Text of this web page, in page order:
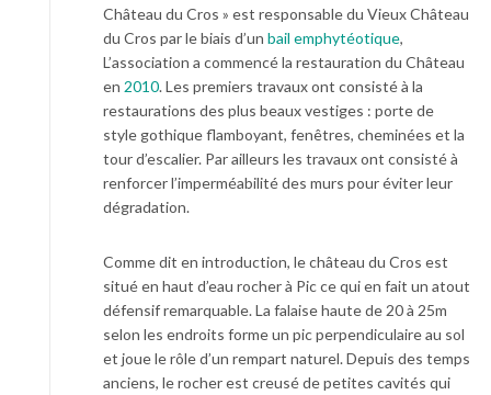
Château du Cros » est responsable du Vieux Château
du Cros par le biais d’un bail emphytéotique,
L’association a commencé la restauration du Château
en 2010. Les premiers travaux ont consisté à la
restaurations des plus beaux vestiges : porte de
style gothique flamboyant, fenêtres, cheminées et la
tour d’escalier. Par ailleurs les travaux ont consisté à
renforcer l’imperméabilité des murs pour éviter leur
dégradation.
Comme dit en introduction, le château du Cros est
situé en haut d’eau rocher à Pic ce qui en fait un atout
défensif remarquable. La falaise haute de 20 à 25m
selon les endroits forme un pic perpendiculaire au sol
et joue le rôle d’un rempart naturel. Depuis des temps
anciens, le rocher est creusé de petites cavités qui